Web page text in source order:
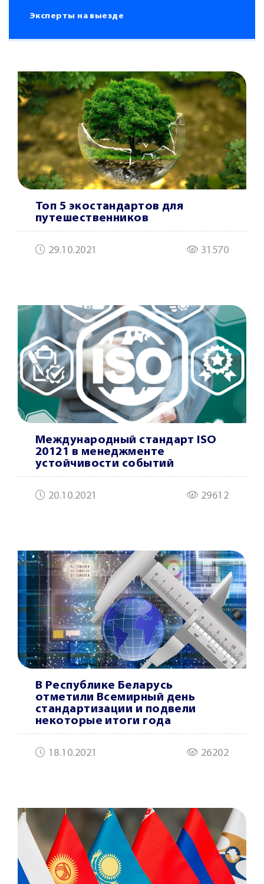
Топ 5 экостандартов для
путешественников
29.10.2021 31570
Международный стандарт ISO
20121 в менеджменте
устойчивости событий
20.10.2021 29612
В Республике Беларусь
отметили Всемирный день
стандартизации и подвели
некоторые итоги года
18.10.2021 26202
Эксперты на выезде